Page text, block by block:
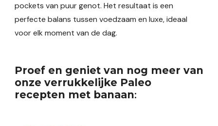
pockets van puur genot. Het resultaat is een
perfecte balans tussen voedzaam en luxe, ideaal
voor elk moment van de dag.
Proef en geniet van nog meer van
onze verrukkelijke Paleo
recepten met banaan: